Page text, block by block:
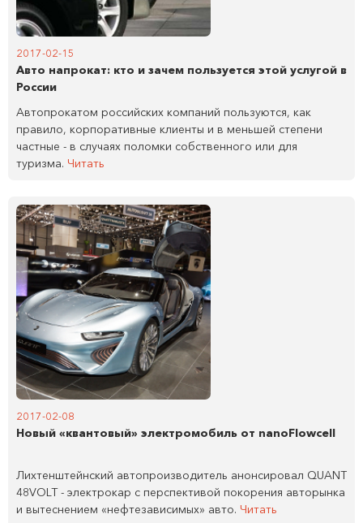
2017-02-15
Авто напрокат: кто и зачем пользуется этой услугой в
России
Автопрокатом российских компаний пользуются, как
правило, корпоративные клиенты и в меньшей степени
частные - в случаях поломки собственного или для
туризма. Читать
2017-02-08
Новый «квантовый» электромобиль от nanoFlowcell
Лихтенштейнский автопроизводитель анонсировал QUANT
48VOLT - электрокар с перспективой покорения авторынка
и вытеснением «нефтезависимых» авто. Читать